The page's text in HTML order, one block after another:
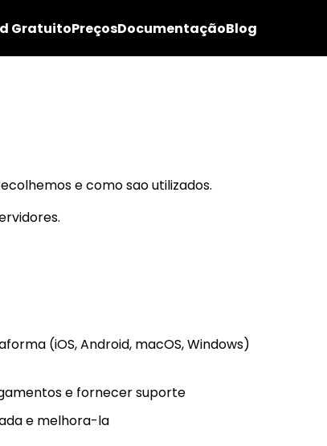
GratuitoPreçosDocumentaçãoBlog
e como sao utilizados.
(iOS, Android, macOS, Windows)
e fornecer suporte
e melhora-la